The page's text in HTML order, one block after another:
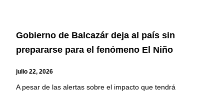
Gobierno de Balcazár deja al país sin
prepararse para el fenómeno El Niño
julio 22, 2026
A pesar de las alertas sobre el impacto que tendrá